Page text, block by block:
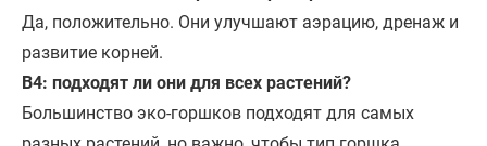
Да, положительно. Они улучшают аэрацию, дренаж и
развитие корней.
В4: подходят ли они для всех растений?
Большинство эко-горшков подходят для самых